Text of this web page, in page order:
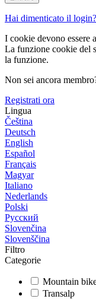
Hai dimenticato il login?
I cookie devono essere
La funzione cookie del
la funzione.
Non sei ancora
Registrati ora
Lingua
Čeština
Deutsch
English
Español
Français
Magyar
Italiano
Nederlands
Polski
Русский
Slovenčina
Slovenščina
Filtro
Categorie
Mountain
Transalp